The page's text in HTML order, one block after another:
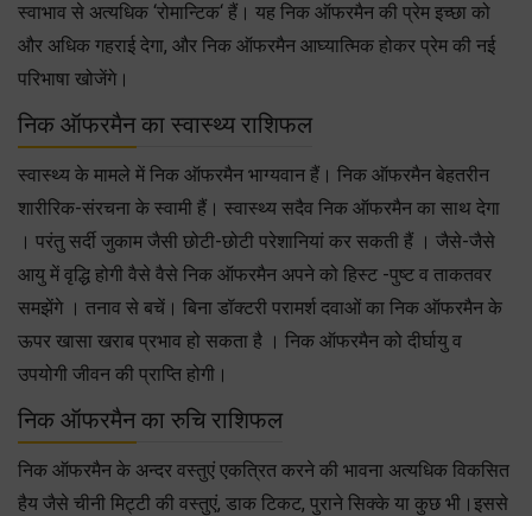
स्वाभाव से अत्यधिक ‘रोमान्टिक‘ हैं। यह निक ऑफरमैन की प्रेम इच्छा को
और अधिक गहराई देगा, और निक ऑफरमैन आघ्यात्मिक होकर प्रेम की नई
परिभाषा खोजेंगे।
निक ऑफरमैन का स्वास्थ्य राशिफल
स्वास्थ्य के मामले में निक ऑफरमैन भाग्यवान हैं। निक ऑफरमैन बेहतरीन
शारीरिक-संरचना के स्वामी हैं। स्वास्थ्य सदैव निक ऑफरमैन का साथ देगा
। परंतु सर्दी जुकाम जैसी छोटी-छोटी परेशानियां कर सकती हैं । जैसे-जैसे
आयु में वृद्धि होगी वैसे वैसे निक ऑफरमैन अपने को हिस्ट -पुष्ट व ताकतवर
समझेंगे । तनाव से बचें। बिना डॉक्टरी परामर्श दवाओं का निक ऑफरमैन के
ऊपर खासा खराब प्रभाव हो सकता है । निक ऑफरमैन को दीर्घायु व
उपयोगी जीवन की प्राप्ति होगी।
निक ऑफरमैन का रुचि राशिफल
निक ऑफरमैन के अन्दर वस्तुएं एकत्रित करने की भावना अत्यधिक विकसित
हैय जैसे चीनी मिट्टी की वस्तुएं, डाक टिकट, पुराने सिक्के या कुछ भी।इससे